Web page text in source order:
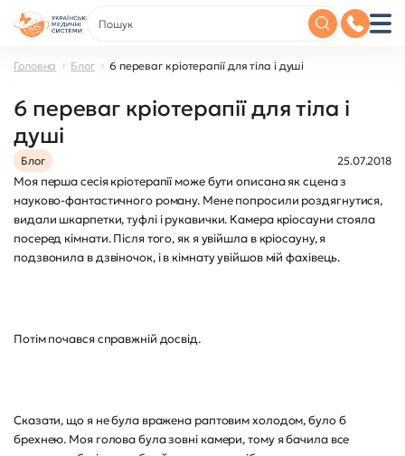
Головна Блог 6 переваг кріотерапії для тіла і душі
6 переваг кріотерапії для тіла і
душі
Блог 25.07.2018
Моя перша сесія кріотерапії може бути описана як сцена з
науково-фантастичного роману. Мене попросили роздягнутися,
видали шкарпетки, туфлі і рукавички. Камера кріосауни стояла
посеред кімнати. Після того, як я увійшла в кріосауну, я
подзвонила в дзвіночок, і в кімнату увійшов мій фахівець.
Потім почався справжній досвід.
Сказати, що я не була вражена раптовим холодом, було б
брехнею. Моя голова була зовні камери, тому я бачила все